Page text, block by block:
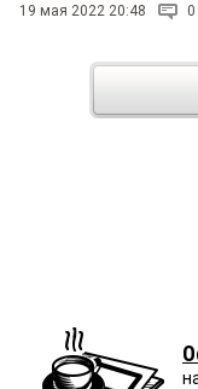
19 мая 2022 20:48 0